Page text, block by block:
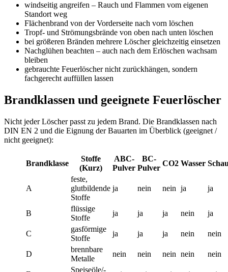
windseitig angreifen – Rauch und Flammen vom eigenen
Standort weg
Flächenbrand von der Vorderseite nach vorn löschen
Tropf- und Strömungsbrände von oben nach unten löschen
bei größeren Bränden mehrere Löscher gleichzeitig einsetzen
Nachglühen beachten – auch nach dem Erlöschen wachsam
bleiben
gebrauchte Feuerlöscher nicht zurückhängen, sondern
fachgerecht auffüllen lassen
Brandklassen und geeignete Feuerlöscher
Nicht jeder Löscher passt zu jedem Brand. Die Brandklassen nach
DIN EN 2 und die Eignung der Bauarten im Überblick (geeignet /
nicht geeignet):
Brandklasse
Stoffe
(Kurz)
ABC-
Pulver
BC-
Pulver
CO2 Wasser
A
feste,
glutbildende
Stoffe
ja nein nein ja ja
B
flüssige
Stoffe
ja ja ja nein ja
C
gasförmige
Stoffe
ja ja ja nein nein
D
brennbare
Metalle
nein nein nein nein nein
Speiseöle/-